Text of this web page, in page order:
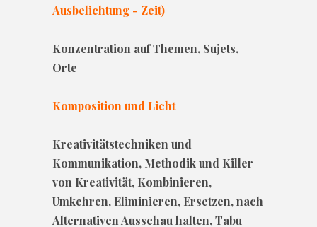
Ausbelichtung - Zeit)
Konzentration auf Themen, Sujets,
Orte
Komposition und Licht
Kreativitätstechniken und
Kommunikation, Methodik und Killer
von Kreativität, Kombinieren,
Umkehren, Eliminieren, Ersetzen, nach
Alternativen Ausschau halten, Tabu